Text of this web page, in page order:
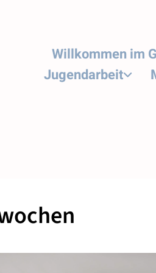
Willkommen im
Jugendarbeit